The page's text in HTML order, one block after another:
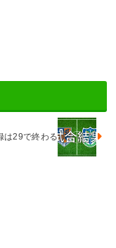
は29で終わる